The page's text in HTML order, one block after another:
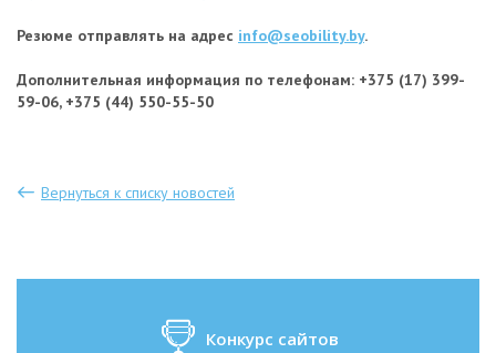
Резюме отправлять на адрес info@seobility.by.
Дополнительная информация по телефонам: +375 (17) 399-
59-06, +375 (44) 550-55-50
Вернуться к списку новостей
Конкурс сайтов